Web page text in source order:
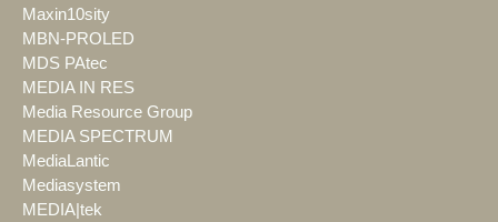
Maxin10sity
MBN-PROLED
MDS PAtec
MEDIA IN RES
Media Resource Group
MEDIA SPECTRUM
MediaLantic
Mediasystem
MEDIA|tek